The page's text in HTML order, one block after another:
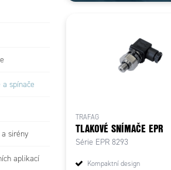
spínače
sirény
aplikací
TRAFAG
TLAKOVÉ SNÍMAČE EPR
Série EPR 8293
Kompaktní design